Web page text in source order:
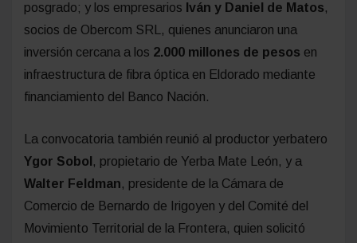
posgrado; y los empresarios Iván y Daniel de Matos,
socios de Obercom SRL, quienes anunciaron una
inversión cercana a los 2.000 millones de pesos en
infraestructura de fibra óptica en Eldorado mediante
financiamiento del Banco Nación.
La convocatoria también reunió al productor yerbatero
Ygor Sobol , propietario de Yerba Mate León, y a
Walter Feldman, presidente de la Cámara de
Comercio de Bernardo de Irigoyen y del Comité del
Movimiento Territorial de la Frontera, quien solicitó